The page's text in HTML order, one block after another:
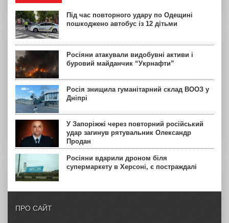
Під час повторного удару по Одещині
пошкоджено автобус із 12 дітьми
Росіяни атакували видобувні активи і
буровий майданчик “Укрнафти”
Росія знищила гуманітарний склад ВООЗ у
Дніпрі
У Запоріжжі через повторний російський
удар загинув рятувальник Олександр
Продан
Росіяни вдарили дроном біля
супермаркету в Херсоні, є постраждалі
ПРО САЙТ